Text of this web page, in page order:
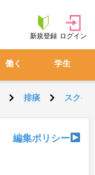
新規登録 ログイン
働く 学生
排痰 スクイ
編集ポリシー